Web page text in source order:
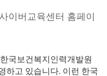
이버교육센터 홈페이
국보건복지인력개발원
하고 있습니다. 이런 한국